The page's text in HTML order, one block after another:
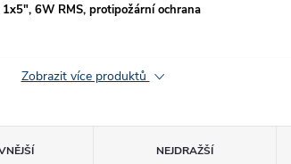
6W RMS, protipožární ochrana
Zobrazit více produktů
NEJDRAŽŠÍ